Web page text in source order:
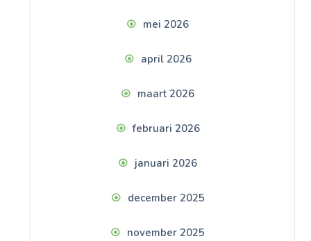
mei 2026
april 2026
maart 2026
februari 2026
januari 2026
december 2025
november 2025